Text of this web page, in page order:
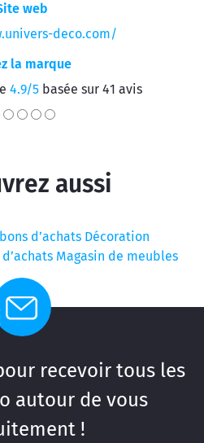
web
deco.com/
la marque
4.9/5 basée sur 41 avis
aussi
d’achats Décoration
Magasin de meubles
recevoir tous les
autour de vous
!